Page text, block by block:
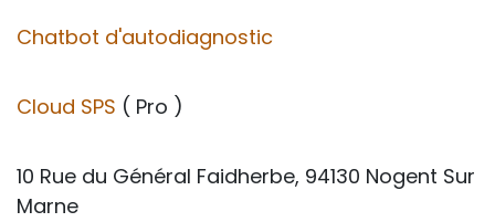
Chatbot d'autodiagnostic
Cloud SPS ( Pro )
10 Rue du Général Faidherbe, 94130 Nogent Sur
Marne